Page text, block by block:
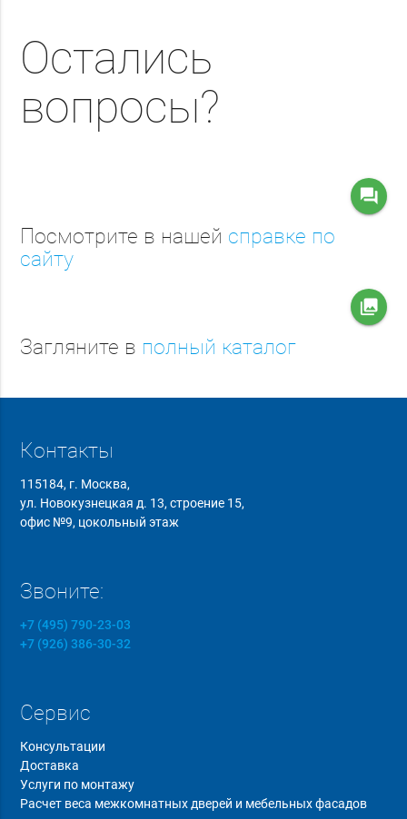
Остались
вопросы?
question_answer
Посмотрите в нашей справке по
сайту
collections
Загляните в полный каталог
Контакты
115184, г. Москва,
ул. Новокузнецкая д. 13, строение 15,
офис №9, цокольный этаж
Звоните:
+7 (495) 790-23-03
+7 (926) 386-30-32
Сервис
Консультации
Доставка
Услуги по монтажу
Расчет веса межкомнатных дверей и мебельных фасадов